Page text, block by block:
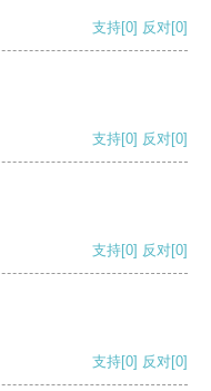
支持[0] 反对[0]
支持[0] 反对[0]
支持[0] 反对[0]
支持[0] 反对[0]